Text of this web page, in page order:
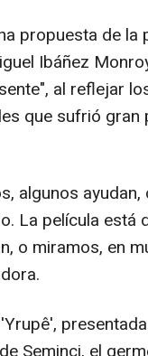
propuesta de la
Ibáñez
al reflejar
que sufrió gran
algunos
La película está
o miramos, en